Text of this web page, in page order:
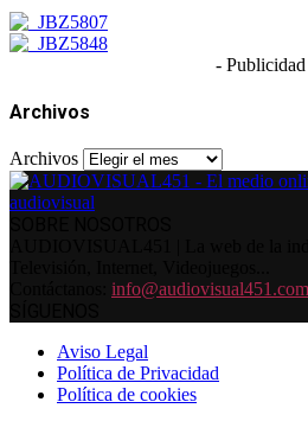
-
Archivos
Archivos
info@audiovisual451.com
Aviso Legal
Política de Privacidad
Política de cookies